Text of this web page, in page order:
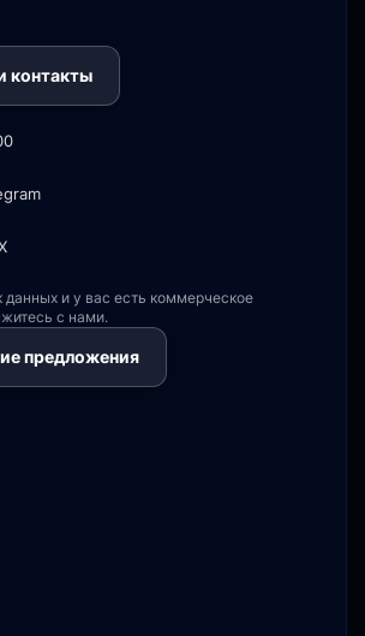
контакты
и у вас есть коммерческое
с нами.
предложения